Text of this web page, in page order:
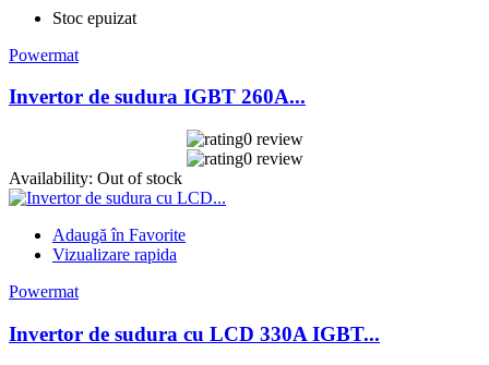
Stoc epuizat
Powermat
Invertor de sudura IGBT 260A...
0 review
0 review
Availability: Out of stock
Adaugă în Favorite
Vizualizare rapida
Powermat
Invertor de sudura cu LCD 330A IGBT...